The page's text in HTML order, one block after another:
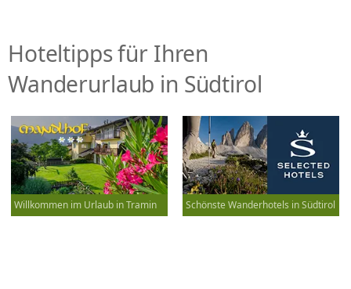
Hoteltipps für Ihren
Wanderurlaub in Südtirol
Willkommen im Urlaub in Tramin Schönste Wanderhotels in Südtirol